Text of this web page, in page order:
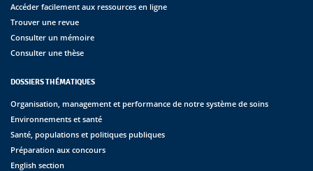
Accéder facilement aux ressources en ligne
Trouver une revue
Consulter un mémoire
Consulter une thèse
DOSSIERS THÉMATIQUES
Organisation, management et performance de notre système de soins
Environnements et santé
Santé, populations et politiques publiques
Préparation aux concours
English section